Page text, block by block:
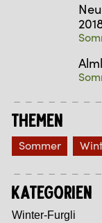
Themen
Sommer
Kategorien
Winter-Furgli